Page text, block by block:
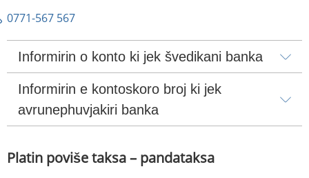
0771-567 567
Informirin o konto ki jek švedikani banka
Informirin e kontoskoro broj ki jek
avrunephuvjakiri banka
Platin poviše taksa – pandataksa